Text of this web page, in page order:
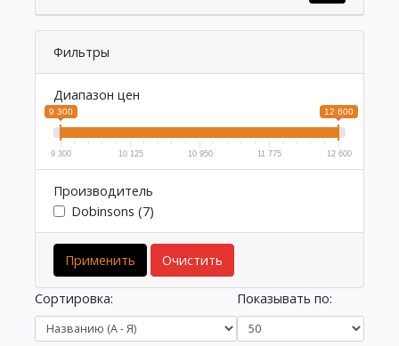
Фильтры
Диапазон цен
9 300 12 600
9 300 10 125 10 950 11 775 12 600
Производитель
Dobinsons (7)
Применить Очистить
Сортировка: Показывать по: